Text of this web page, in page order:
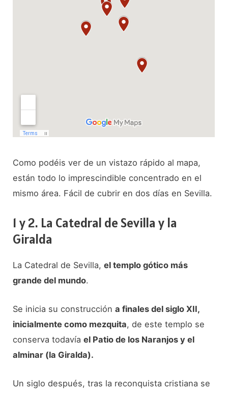
Como podéis ver de un vistazo rápido al mapa,
están todo lo imprescindible concentrado en el
mismo área. Fácil de cubrir en dos días en Sevilla.
1 y 2. La Catedral de Sevilla y la
Giralda
La Catedral de Sevilla,el templo gótico más
grande del mundo.
Se inicia su construccióna finales del siglo XII,
inicialmente como mezquita, de este templo se
conserva todavíael Patio de los Naranjos y el
alminar (la Giralda).
Un siglo después, tras la reconquista cristiana se